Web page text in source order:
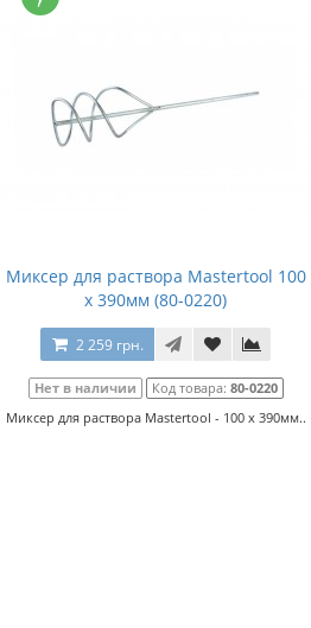
Миксер для раствора Mastertool 100
x 390мм (80-0220)
2 259 грн.
Нет в наличии Код товара: 80-0220
Миксер для раствора Mastertool - 100 x 390мм..